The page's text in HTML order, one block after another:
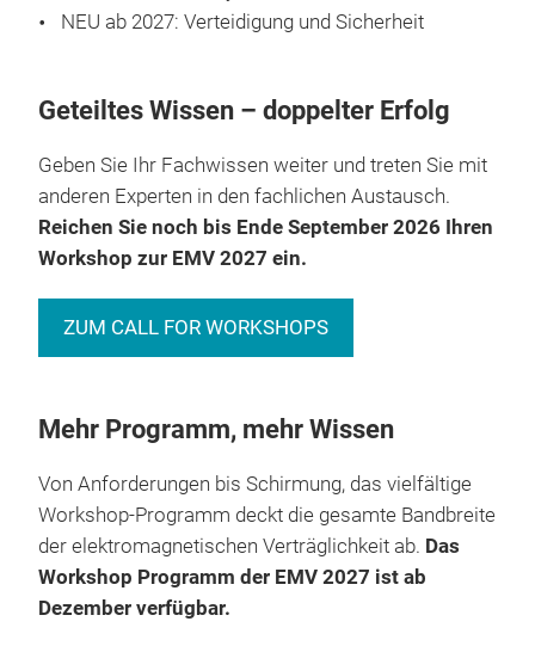
NEU ab 2027: Verteidigung und Sicherheit
Geteiltes Wissen – doppelter Erfolg
Geben Sie Ihr Fachwissen weiter und treten Sie mit
anderen Experten in den fachlichen Austausch.
Reichen Sie noch bis Ende September 2026 Ihren
Workshop zur EMV 2027 ein.
ZUM CALL FOR WORKSHOPS
Mehr Programm, mehr Wissen
Von Anforderungen bis Schirmung, das vielfältige
Workshop-Programm deckt die gesamte Bandbreite
der elektromagnetischen Verträglichkeit ab. Das
Workshop Programm der EMV 2027 ist ab
Dezember verfügbar.